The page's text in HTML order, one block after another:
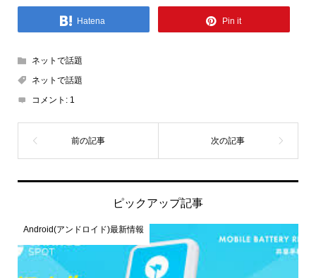
Hatena Pin it
ネットで話題
ネットで話題
コメント: 1
ピックアップ記事
Android(アンドロイド)最新情報